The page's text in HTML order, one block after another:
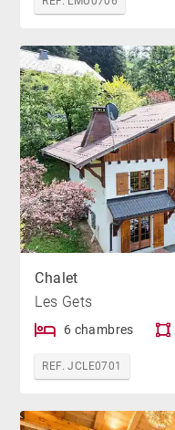
Chalet
Les Gets
6 chambres
REF. JCLE0701